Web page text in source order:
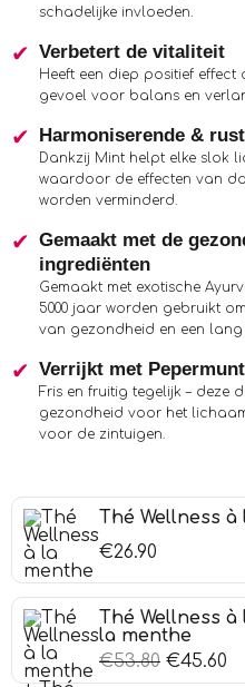
schadelijke invloeden.
Verbetert de vitaliteit
Heeft een diep positief
gevoel voor balans en
Harmoniserende &
Dankzij Mint helpt elke slok
waardoor de effecten van
worden verminderd.
Gemaakt met de
ingrediënten
Gemaakt met exotische
5000 jaar worden gebruikt
van gezondheid en een lang
Verrijkt met
Fris en fruitig tegelijk – deze
gezondheid voor het
voor de zintuigen.
Thé Wellness à
€26.90
Thé Wellness
la menthe
€53.80 €45.60